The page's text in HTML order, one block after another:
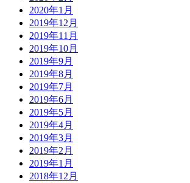
2020年1月
2019年12月
2019年11月
2019年10月
2019年9月
2019年8月
2019年7月
2019年6月
2019年5月
2019年4月
2019年3月
2019年2月
2019年1月
2018年12月